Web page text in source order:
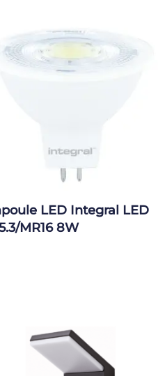
LED Integral LED
MR16 8W